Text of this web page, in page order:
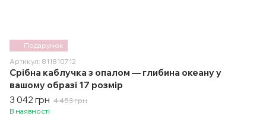
Подарунок
Артикул: 811810712
Срібна каблучка з опалом — глибина океану у
вашому образі 17 розмір
3 042 грн 4 453 грн
В наявності